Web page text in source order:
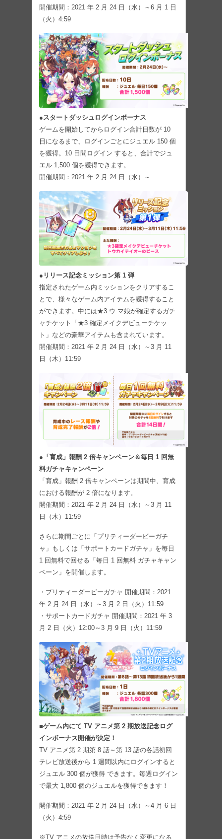
開催期間：2021 年 2 月 24 日（水）～6 月 1 日
（火）4:59
●スタートダッシュログインボーナス
ゲームを開始してからログイン合計日数が 10
日になるまで、ログインごとにジュエル 150 個
を獲得。10 日間ログイン すると、合計でジュ
エル 1,500 個を獲得できます。
開催期間：2021 年 2 月 24 日（水）～
●リリース記念ミッション第 1 弾
指定されたゲーム内ミッションをクリアするこ
とで、様々なゲーム内アイテムを獲得すること
ができます。中には★3 ウ マ娘が確定するガチ
ャチケット「★3 確定メイクデビューチケッ
ト」などの豪華アイテムも含まれています。
開催期間：2021 年 2 月 24 日（水）～3 月 11
日（木）11:59
●「育成」報酬 2 倍キャンペーン＆毎日 1 回無
料ガチャキャンペーン
「育成」報酬 2 倍キャンペーンは期間中、育成
における報酬が 2 倍になります。
開催期間：2021 年 2 月 24 日（水）～3 月 11
日（木）11:59
さらに期間ごとに「プリティーダービーガチ
ャ」もしくは「サポートカードガチャ」を毎日
1 回無料で回せる「毎日 1 回無料 ガチャキャン
ペーン」を開催します。
・プリティーダービーガチャ 開催期間：2021
年 2 月 24 日（水）～3 月 2 日（火）11:59
・サポートカードガチャ 開催期間：2021 年 3
月 2 日（火）12:00～3 月 9 日（火）11:59
■ゲーム内にて TV アニメ第 2 期放送記念ログ
インボーナス開催が決定！
TV アニメ第 2 期第 8 話～第 13 話の各話初回
テレビ放送後から 1 週間以内にログインすると
ジュエル 300 個が獲得 できます。毎週ログイン
で最大 1,800 個のジュエルを獲得できます！
開催期間：2021 年 2 月 24 日（水）～4 月 6 日
（火）4:59
※TV アニメの放送日時は予告なく変更になる